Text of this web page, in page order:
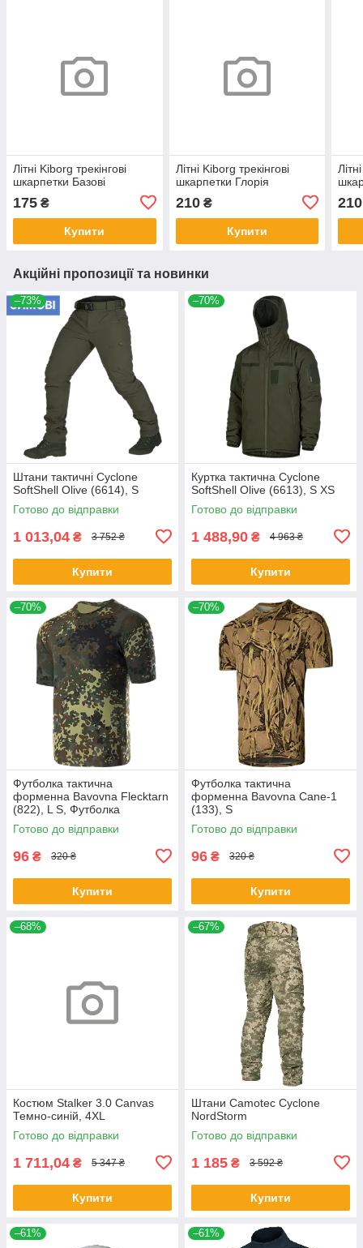
Літні Kiborg трекінгові
шкарпетки Базові
175 ₴
Купити
Літні Kiborg трекінгові
шкарпетки Глорія
210₴
Купити
210
Акційні пропозиції та новинки
–73%
Штани тактичні Cyclone
SoftShell Olive (6614), S
Готово до відправки
1 013,04 ₴ 3 752 ₴
Купити
–70%
Куртка тактична Cyclone
SoftShell Olive (6613), S XS
Готово до відправки
1 488,90 ₴ 4 963 ₴
Купити
–70%
Футболка тактична
форменна Bavovna Flecktarn
(822), L S, Футболка
Готово до відправки
96 ₴ 320 ₴
Купити
–70%
Футболка тактична
форменна Bavovna Cane-1
(133), S
Готово до відправки
96 ₴ 320 ₴
Купити
–68%
Костюм Stalker 3.0 Canvas
Темно-синій, 4XL
Готово до відправки
1 711,04 ₴ 5 347 ₴
Купити
–67%
Штани Camotec Cyclone
NordStorm
Готово до відправки
1 185 ₴ 3 592 ₴
Купити
–61% –61%